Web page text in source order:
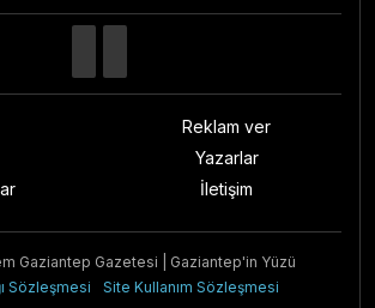
Reklam ver
Yazarlar
İletişim
Gaziantep Gazetesi | Gaziantep'in Yüzü
Sözleşmesi
Site Kullanım Sözleşmesi